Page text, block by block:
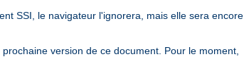
SSI, le navigateur l'ignorera, mais elle sera encore
version de ce document. Pour le moment,